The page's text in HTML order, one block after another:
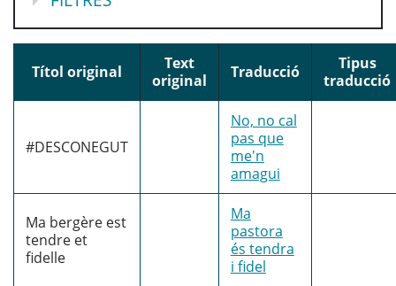
Títol original
Text
original
Traducció
Tipus
traducció
#DESCONEGUT
No, no cal
pas que
me'n
amagui
Ma bergère est
tendre et
fidelle
Ma
pastora
és tendra
i fidel